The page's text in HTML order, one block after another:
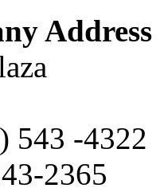
Address
543 -4322
2365